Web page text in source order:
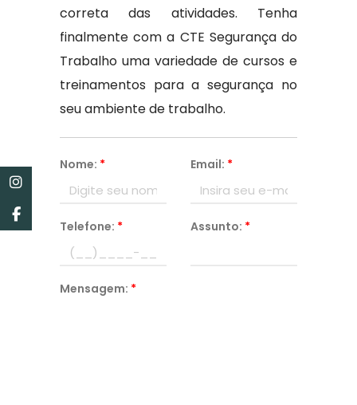
correta das atividades. Tenha
finalmente com a CTE Segurança do
Trabalho uma variedade de cursos e
treinamentos para a segurança no
seu ambiente de trabalho.
Nome: * Email: *
Telefone: * Assunto: *
Mensagem: *